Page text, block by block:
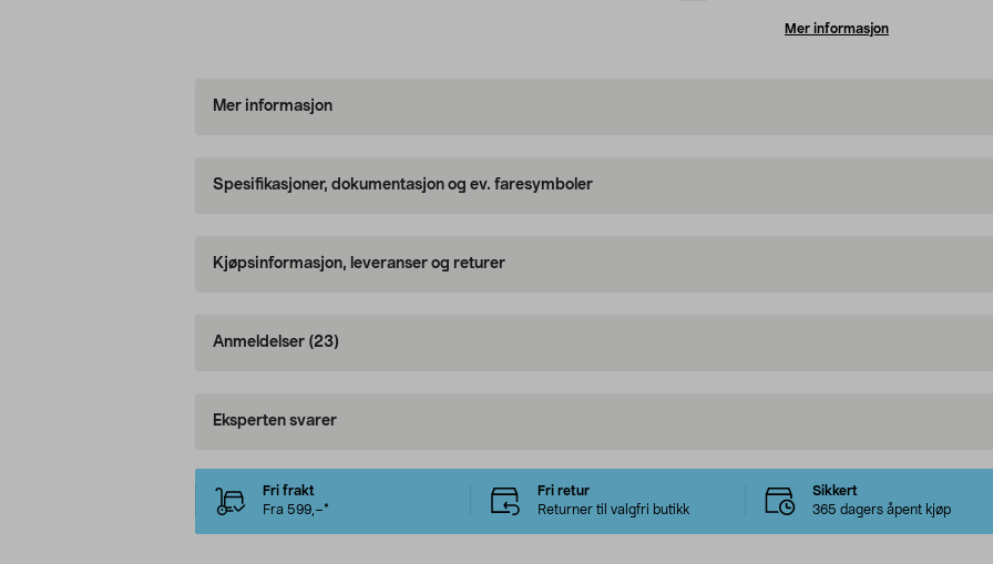
Mer informasjon
Mer informasjon
Spesifikasjoner, dokumentasjon og ev. faresymboler
Kjøpsinformasjon, leveranser og returer
Anmeldelser (23)
Eksperten svarer
Fri frakt
Fra 599,–*
Fri retur
Returner til valgfri butikk
Sikkert
365 dagers åpent kjøp